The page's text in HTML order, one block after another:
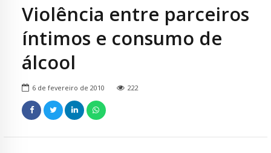
Violência entre parceiros
íntimos e consumo de
álcool
6 de fevereiro de 2010 222